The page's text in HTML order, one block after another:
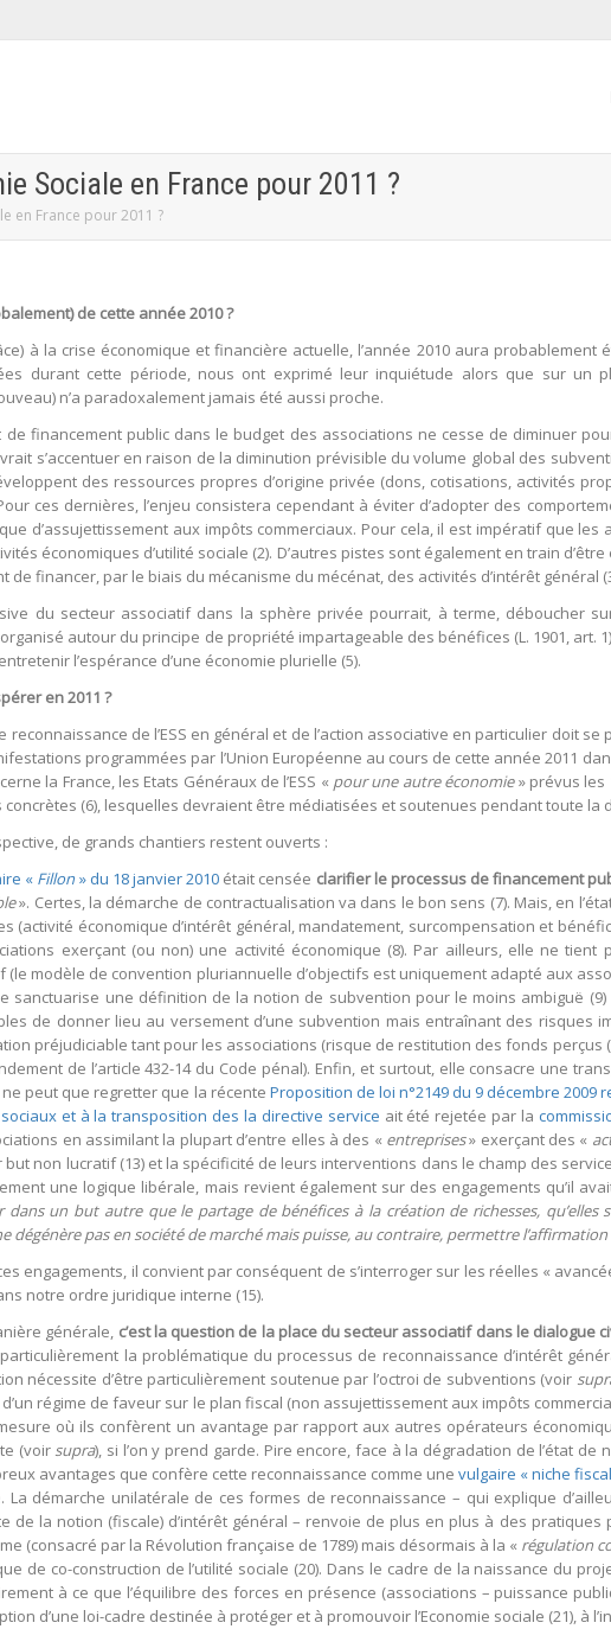
Sociale en France pour 2011 ?
en France pour 2011 ?
de cette année 2010 ?
à la crise économique et financière actuelle, l’année 2010 aura
durant cette période, nous ont exprimé leur inquiétude alors que sur un
n’a paradoxalement jamais été aussi proche.
financement public dans le budget des associations ne cesse de diminuer pour
s’accentuer en raison de la diminution prévisible du volume global des
des ressources propres d’origine privée (dons, cotisations, activités
ces dernières, l’enjeu consistera cependant à éviter d’adopter des
d’assujettissement aux impôts commerciaux. Pour cela, il est impératif que
économiques d’utilité sociale (2). D’autres pistes sont également en train
de financer, par le biais du mécanisme du mécénat, des activités d’intérêt général
du secteur associatif dans la sphère privée pourrait, à terme, déboucher
autour du principe de propriété impartageable des bénéfices (L. 1901, art.
l’espérance d’une économie plurielle (5).
en 2011 ?
reconnaissance de l’ESS en général et de l’action associative en particulier doit
programmées par l’Union Européenne au cours de cette année 2011
la France, les Etats Généraux de l’ESS « pour une autre économie» prévus les
(6), lesquelles devraient être médiatisées et soutenues pendant toute la
de grands chantiers restent ouverts :
« Fillon» du 18 janvier 2010 était censée clarifier le processus de financement
». Certes, la démarche de contractualisation va dans le bon sens (7). Mais, en
(activité économique d’intérêt général, mandatement, surcompensation et
exerçant (ou non) une activité économique (8). Par ailleurs, elle ne
(le modèle de convention pluriannuelle d’objectifs est uniquement adapté aux
sanctuarise une définition de la notion de subvention pour le moins ambiguë
de donner lieu au versement d’une subvention mais entraînant des risques
préjudiciable tant pour les associations (risque de restitution des fonds
de l’article 432-14 du Code pénal). Enfin, et surtout, elle consacre une
peut que regretter que la récente Proposition de loi n°2149 du 9 décembre
et à la transposition des la directive service ait été rejetée par la
en assimilant la plupart d’entre elles à des « entreprises» exerçant des «
but non lucratif (13) et la spécificité de leurs interventions dans le champ des
une logique libérale, mais revient également sur des engagements qu’il
dans un but autre que le partage de bénéfices à la création de richesses,
dégénère pas en société de marché mais puisse, au contraire, permettre
engagements, il convient par conséquent de s’interroger sur les réelles «
notre ordre juridique interne (15).
générale, c’est la question de la place du secteur associatif dans le dialogue
la problématique du processus de reconnaissance d’intérêt
nécessite d’être particulièrement soutenue par l’octroi de subventions (voir
régime de faveur sur le plan fiscal (non assujettissement aux impôts
où ils confèrent un avantage par rapport aux autres opérateurs
(voir supra), si l’on y prend garde. Pire encore, face à la dégradation de l’état
avantages que confère cette reconnaissance comme une vulgaire « niche
La démarche unilatérale de ces formes de reconnaissance – qui explique
de la notion (fiscale) d’intérêt général – renvoie de plus en plus à des pratiques
(consacré par la Révolution française de 1789) mais désormais à la « régulation
de co-construction de l’utilité sociale (20). Dans le cadre de la naissance du
à ce que l’équilibre des forces en présence (associations – puissance
d’une loi-cadre destinée à protéger et à promouvoir l’Economie sociale (21), à